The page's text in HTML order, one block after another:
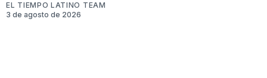
EL TIEMPO LATINO TEAM
3 de agosto de 2026